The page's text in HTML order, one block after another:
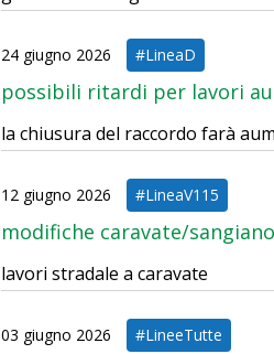
24 giugno 2026 #LineaD
possibili ritardi per lavori
la chiusura del raccordo farà
12 giugno 2026 #LineaV115
modifiche caravate/
lavori stradale a caravate
03 giugno 2026 #LineeTutte